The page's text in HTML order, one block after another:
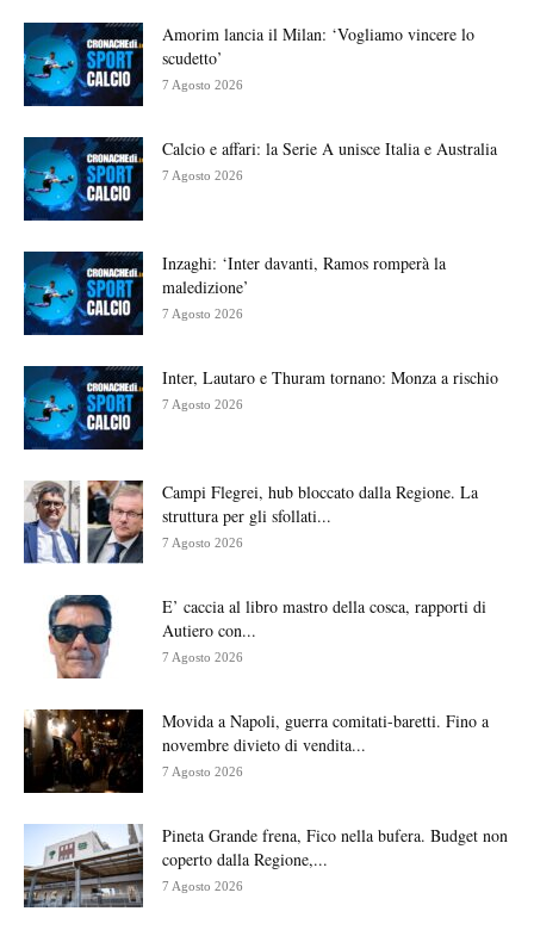
Amorim lancia il Milan: ‘Vogliamo vincere lo
scudetto’
7 Agosto 2026
Calcio e affari: la Serie A unisce Italia e Australia
7 Agosto 2026
Inzaghi: ‘Inter davanti, Ramos romperà la
maledizione’
7 Agosto 2026
Inter, Lautaro e Thuram tornano: Monza a rischio
7 Agosto 2026
Campi Flegrei, hub bloccato dalla Regione. La
struttura per gli sfollati...
7 Agosto 2026
E’ caccia al libro mastro della cosca, rapporti di
Autiero con...
7 Agosto 2026
Movida a Napoli, guerra comitati-baretti. Fino a
novembre divieto di vendita...
7 Agosto 2026
Pineta Grande frena, Fico nella bufera. Budget non
coperto dalla Regione,...
7 Agosto 2026